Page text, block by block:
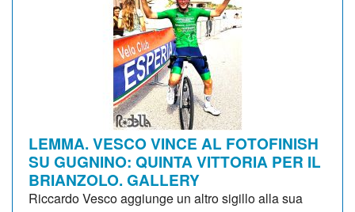
LEMMA. VESCO VINCE AL FOTOFINISH
SU GUGNINO: QUINTA VITTORIA PER IL
BRIANZOLO. GALLERY
Riccardo Vesco aggiunge un altro sigillo alla sua